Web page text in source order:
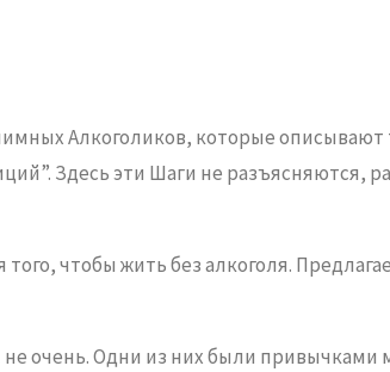
Алкоголиков, которые
Здесь эти Шаги не разъясняются,
чтобы жить без алкоголя.
очень. Одни из них были